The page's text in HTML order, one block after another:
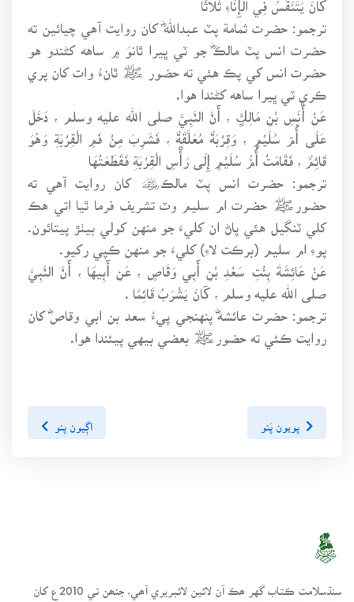
ترجمو: حضرت ثمامة پٽ عبداللهؓ کان روايت آهي چيائين ته
حضرت انس پٽ مالڪؓ جو ٽي ڀيرا ٿانوَ ۾ ساهه کڻندو هو
حضرت انس کي پڪ هئي ته حضور ﷺ ٿانءُ وات کان پري
ڪري ٽي ڀيرا ساهه کڻندا هوا.
عَنْ أَنَسِ بْنِ مَالِكٍ ، أَنَّ النَّبِيَّ صلى الله عليه وسلم ، دَخَلَ
عَلَى أُمِّ سُلَيْمٍ ، وَقِرْبَةٌ مُعَلَّقَةٌ ، فَشَرِبَ مِنْ فَمِ الْقِرْبَةِ وَهُوَ
قَائِمٌ ، فَقَامَتْ أُمُّ سُلَيْمٍ إِلَى رَأْسِ الْقِرْبَةِ فَقَطَعَتْهَا
ترجمو: حضرت انس پٽ مالڪ﷦ کان روايت آهي ته
حضورﷺ حضرت ام سليم وٽ تشريف فرما ٿيا اتي هڪ
کلي ٽنگيل هئي پاڻ ان کليءَ جو منهن کولي بيٺڙ پيتائون.
پوءِ ام سليم (برڪت لاءِ) کليءَ جو منهن ڪپي رکيو.
عَنْ عَائِشَةَ بِنْتِ سَعْدِ بْنِ أَبِي وَقَّاصٍ ، عَنِ أَبِيهَا ، أَنَّ النَّبِيَّ
صلى الله عليه وسلم ، كَانَ يَشْرَبُ قَائِمًا .
ترجمو: حضرت عائشهؓ پنهنجي پيءُ سعد بن ابي وقاصؓ کان
روايت ڪئي ته حضورﷺ بعضي بيهي پيئندا هوا.
پويون پَنو اڳيون پنو
سنڌسلامت ڪتاب گهر ھڪ آن لائين لائبريري آھي، جنھن تي 2010ع کان